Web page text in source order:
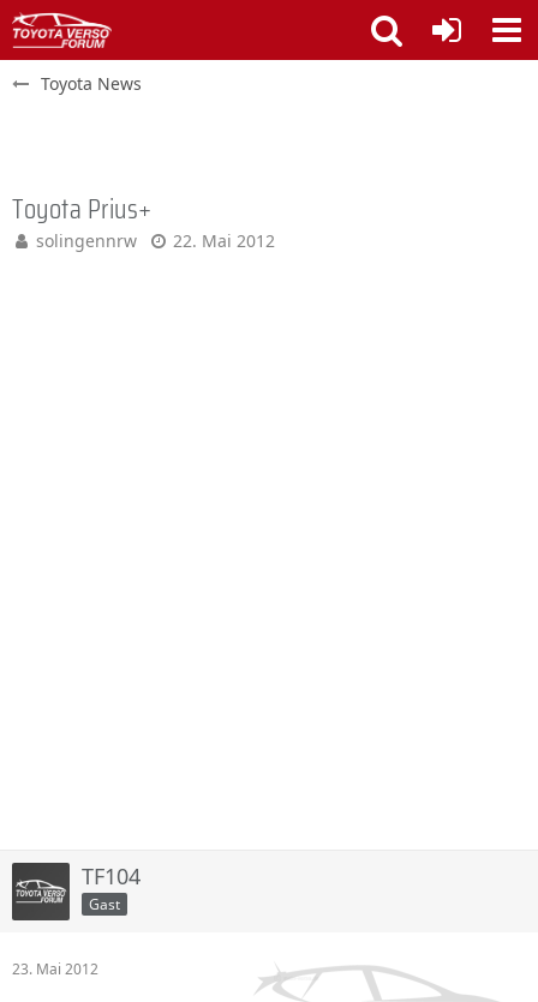
Toyota News
Toyota Prius+
solingennrw 22. Mai 2012
TF104
Gast
23. Mai 2012